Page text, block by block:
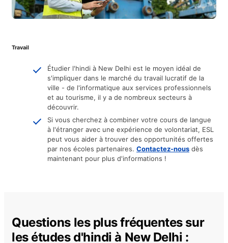
Travail
Étudier l'hindi à New Delhi est le moyen idéal de
s'impliquer dans le marché du travail lucratif de la
ville - de l'informatique aux services professionnels
et au tourisme, il y a de nombreux secteurs à
découvrir.
Si vous cherchez à combiner votre cours de langue
à l'étranger avec une expérience de volontariat, ESL
peut vous aider à trouver des opportunités offertes
par nos écoles partenaires. Contactez-nous dès
maintenant pour plus d'informations !
Questions les plus fréquentes sur
les études d'hindi à New Delhi :